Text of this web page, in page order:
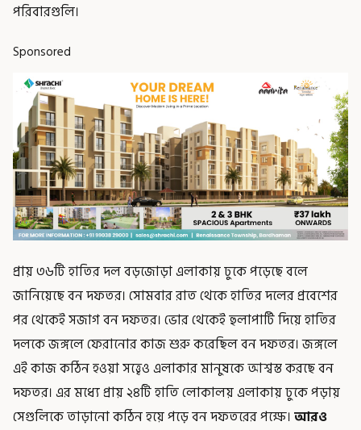
পরিবারগুলি।
Sponsored
প্রায় ৩৬টি হাতির দল বড়জোড়া এলাকায় ঢুকে পড়েছে বলে
জানিয়েছে বন দফতর। সোমবার রাত থেকে হাতির দলের প্রবেশের
পর থেকেই সজাগ বন দফতর। ভোর থেকেই হুলাপার্টি দিয়ে হাতির
দলকে জঙ্গলে ফেরানোর কাজ শুরু করেছিল বন দফতর। জঙ্গলে
এই কাজ কঠিন হওয়া সত্ত্বেও এলাকার মানুষকে আশ্বস্ত করছে বন
দফতর। এর মধ্যে প্রায় ২৪টি হাতি লোকালয় এলাকায় ঢুকে পড়ায়
সেগুলিকে তাড়ানো কঠিন হয়ে পড়ে বন দফতরের পক্ষে।আরও